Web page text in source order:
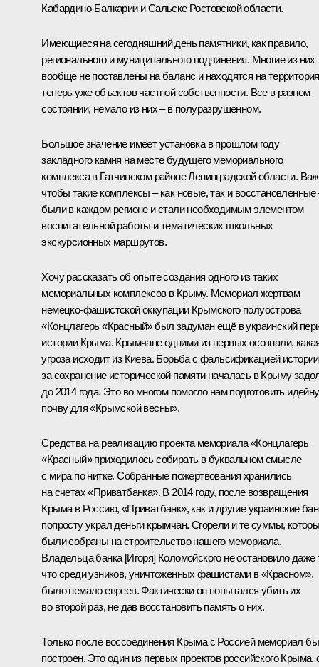
Кабардино-Балкарии и Сальске Ростовской области.
Имеющиеся на сегодняшний день памятники, как правило,
регионального и муниципального подчинения. Многие из них
вообще не поставлены на баланс и находятся на
теперь уже объектов частной собственности. Все в разном
состоянии, немало из них – в полуразрушенном.
Большое значение имеет установка в прошлом году
закладного камня на месте будущего мемориального
комплекса в Гатчинском районе Ленинградской области.
чтобы такие комплексы – как новые, так и восстановленные
были в каждом регионе и стали необходимым элементом
воспитательной работы и тематических школьных
экскурсионных маршрутов.
Хочу рассказать об опыте создания одного из таких
мемориальных комплексов в Крыму. Мемориал жертвам
немецко-фашистской оккупации Крымского полуострова
«Концлагерь «Красный» был задуман ещё в украинский
истории Крыма. Крымчане одними из первых осознали,
угроза исходит из Киева. Борьба с фальсификацией истории
за сохранение исторической памяти началась в Крыму
до 2014 года. Это во многом помогло нам подготовить
почву для «Крымской весны».
Средства на реализацию проекта мемориала «Концлагерь
«Красный» приходилось собирать в буквальном смысле
с мира по нитке. Собранные пожертвования хранились
на счетах «Приватбанка». В 2014 году, после возвращения
Крыма в Россию, «Приватбанк», как и другие украинские
попросту украл деньги крымчан. Сгорели и те суммы,
были собраны на строительство нашего мемориала.
Владельца банка [Игоря] Коломойского не остановило даже
что среди узников, уничтоженных фашистами в «Красном»,
было немало евреев. Фактически он попытался убить их
во второй раз, не дав восстановить память о них.
Только после воссоединения Крыма с Россией мемориал
построен. Это один из первых проектов российского Крыма,